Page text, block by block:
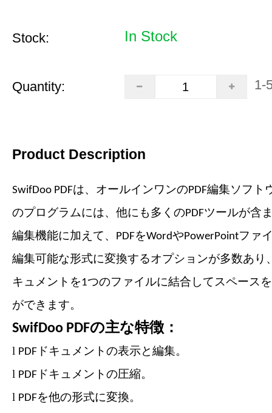
Stock: In Stock
Quantity: 1-
Product Description
SwifDoo PDFは、オールインワンのPDF編集ソフト
のプログラムには、他にも多くのPDFツールが含
編集機能に加えて、PDFをWordやPowerPointファ
編集可能な形式に変換するオプションが多数あり
キュメントを1つのファイルに結合してスペース
ができます。
SwifDoo PDFの主な特徴：
l PDFドキュメントの表示と編集。
l PDFドキュメントの圧縮。
l PDFを他の形式に変換。